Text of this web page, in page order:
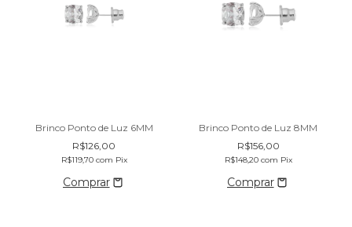
Brinco Ponto de Luz 6MM
R$126,00
R$119,70 com Pix
Brinco Ponto de Luz 8MM
R$156,00
R$148,20 com Pix